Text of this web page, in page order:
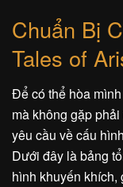
Chuẩn Bị
Tales of
Để có thể hòa
mà không gặp
yêu cầu về cấu
Dưới đây là bảng
hình khuyến